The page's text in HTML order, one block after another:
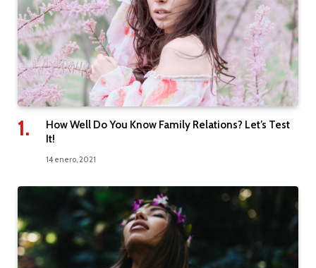
How Well Do You Know Family Relations? Let’s Test
It!
14 enero, 2021